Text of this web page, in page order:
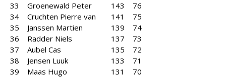
33 Groenewald Peter 143 76
34 Cruchten Pierre van 141 75
35 Janssen Martien 139 74
36 Radder Niels 137 73
37 Aubel Cas 135 72
38 Jensen Luuk 133 71
39 Maas Hugo 131 70